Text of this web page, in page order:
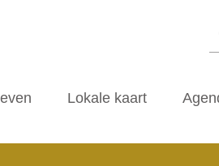
Lokale kaart